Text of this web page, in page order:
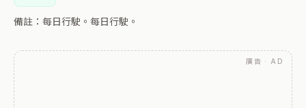
備註：每日行駛。每日行駛。
廣告 · AD